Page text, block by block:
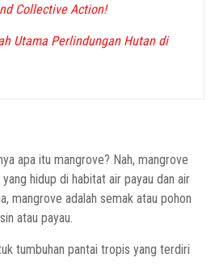
Collective Action!
Utama Perlindungan Hutan di
apa itu mangrove? Nah, mangrove
hidup di habitat air payau dan air
mangrove adalah semak atau pohon
atau payau.
tumbuhan pantai tropis yang terdiri